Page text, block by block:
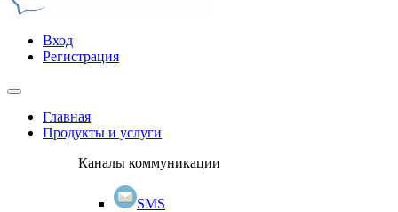
Вход
Регистрация
Главная
Продукты и услуги
Каналы коммуникации
SMS